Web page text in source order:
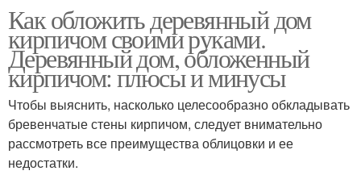
Как обложить деревянный дом
кирпичом своими руками.
Деревянный дом, обложенный
кирпичом: плюсы и минусы
Чтобы выяснить, насколько целесообразно обкладывать
бревенчатые стены кирпичом, следует внимательно
рассмотреть все преимущества облицовки и ее
недостатки.